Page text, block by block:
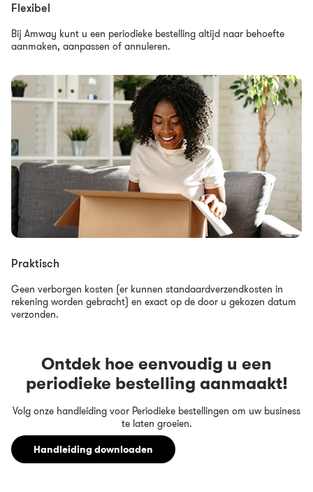
Flexibel
Bij Amway kunt u een periodieke bestelling altijd naar behoefte
aanmaken, aanpassen of annuleren.
Praktisch
Geen verborgen kosten (er kunnen standaardverzendkosten in
rekening worden gebracht) en exact op de door u gekozen datum
verzonden.
Ontdek hoe eenvoudig u een
periodieke bestelling aanmaakt!
Volg onze handleiding voor Periodieke bestellingen om uw business
te laten groeien.
Handleiding downloaden